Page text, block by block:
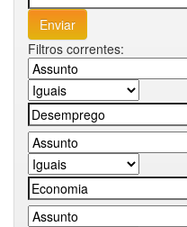
Filtros correntes: